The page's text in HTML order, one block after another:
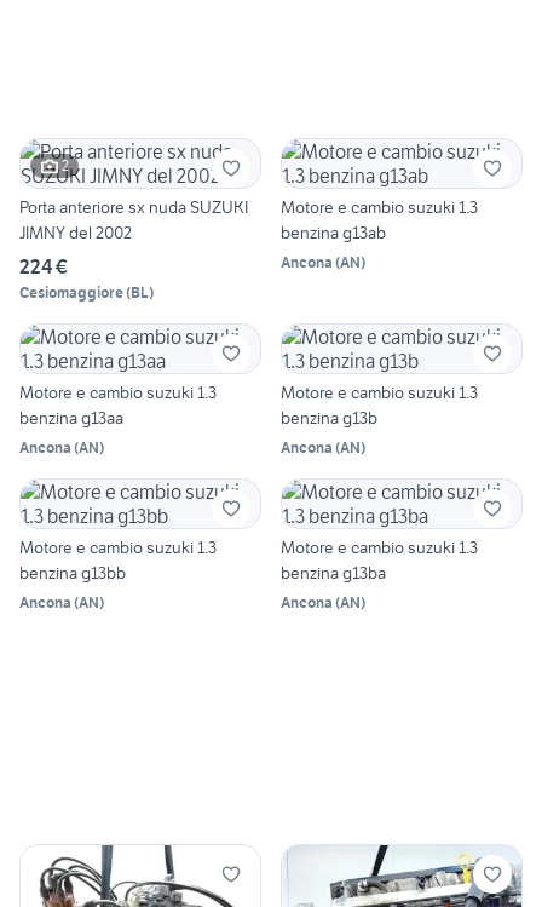
2
Porta anteriore sx nuda SUZUKI
JIMNY del 2002
224 €
Cesiomaggiore(BL)
Motore e cambio suzuki 1.3
benzina g13ab
Ancona (AN)
Motore e cambio suzuki 1.3
benzina g13aa
Ancona (AN)
Motore e cambio suzuki 1.3
benzina g13b
Ancona (AN)
Motore e cambio suzuki 1.3
benzina g13bb
Ancona (AN)
Motore e cambio suzuki 1.3
benzina g13ba
Ancona (AN)